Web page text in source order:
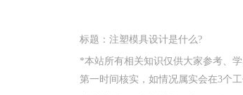
标题：注塑模具设计是什么?
*本站所有相关知识仅供大家参考、
第一时间核实，如情况属实会在3个